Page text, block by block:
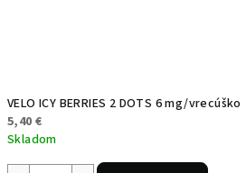
VELO ICY BERRIES 2 DOTS 6 mg/vrecúško
5,40 €
Skladom